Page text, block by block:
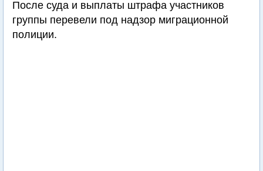
После суда и выплаты штрафа участников
группы перевели под надзор миграционной
полиции.